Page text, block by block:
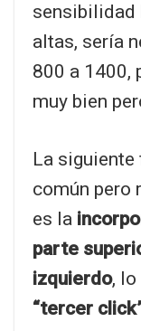
sensibilidad
altas, sería
800 a 1400,
muy bien
La
común pero
es la
parte
izquierdo, lo
“tercer